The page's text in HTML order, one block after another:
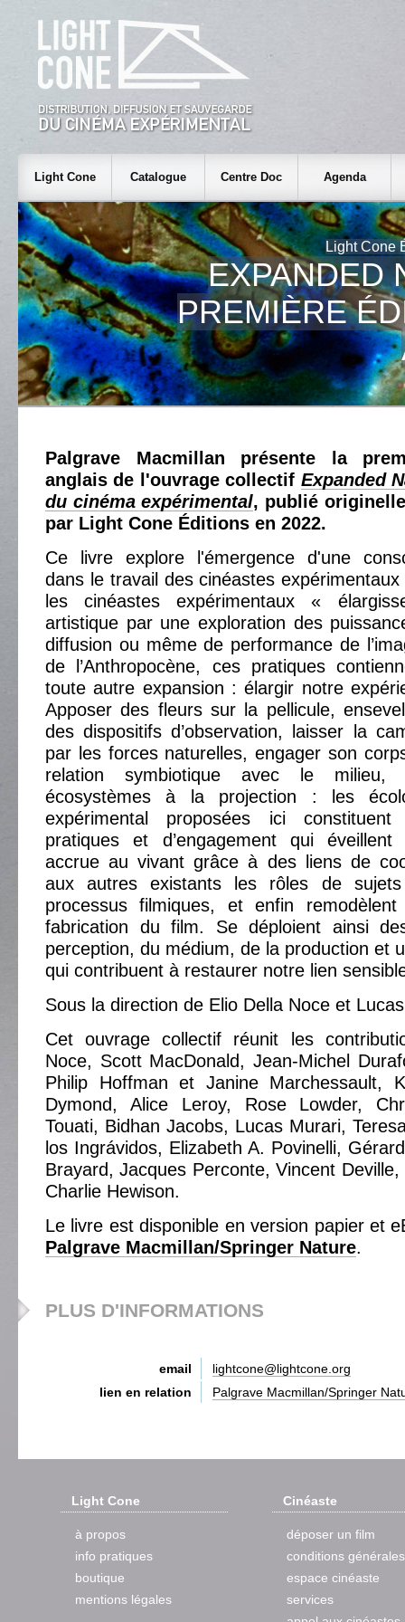
Light Cone Catalogue Centre Doc Agenda
Light Cone
EXPANDED
PREMIÈRE
Palgrave Macmillan présente la
anglais de l'ouvrage collectif Expanded
du cinéma expérimental, publié
par Light Cone Éditions en 2022.
Ce livre explore l'émergence d'une
dans le travail des cinéastes
les cinéastes expérimentaux «
artistique par une exploration des
diffusion ou même de performance de
de l’Anthropocène, ces pratiques
toute autre expansion : élargir notre
Apposer des fleurs sur la pellicule,
des dispositifs d’observation, laisser la
par les forces naturelles, engager son
relation symbiotique avec le milieu,
écosystèmes à la projection : les
expérimental proposées ici
pratiques et d’engagement qui
accrue au vivant grâce à des liens de
aux autres existants les rôles de
processus filmiques, et enfin remodèlent
fabrication du film. Se déploient ainsi
perception, du médium, de la production et
qui contribuent à restaurer notre lien
Sous la direction de Elio Della Noce et
Cet ouvrage collectif réunit les
Noce, Scott MacDonald, Jean-Michel
Philip Hoffman et Janine Marchessault,
Dymond, Alice Leroy, Rose Lowder,
Touati, Bidhan Jacobs, Lucas Murari,
los Ingrávidos, Elizabeth A. Povinelli,
Brayard, Jacques Perconte, Vincent
Charlie Hewison.
Le livre est disponible en version papier et
Palgrave Macmillan/Springer Nature.
PLUS D'INFORMATIONS
email
lightcone@lightcone.org
lien en relation
Palgrave Macmillan/Springer
Light Cone
à propos
info pratiques
boutique
mentions légales
Cinéaste
déposer un film
conditions générales
espace cinéaste
services